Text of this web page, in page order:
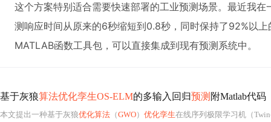
这个方案特别适合需要快速部署的工业预测场景。最近我
测响应时间从原来的6秒缩短到0.8秒，同时保持了92%以
MATLAB函数工具包，可以直接集成到现有预测系统中。
基于灰狼算法优化孪生OS-ELM的多输入回归预测 附Matlab代码
本文提出一种基于灰狼优化算法 （GWO） 优化孪生在线序列极限学习机（